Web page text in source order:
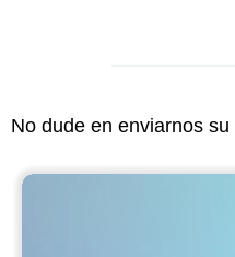
No dude en enviarnos